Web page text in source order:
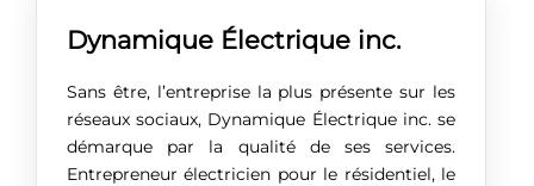
Dynamique Électrique inc.
Sans être, l’entreprise la plus présente sur les
réseaux sociaux, Dynamique Électrique inc. se
démarque par la qualité de ses services.
Entrepreneur électricien pour le résidentiel, le